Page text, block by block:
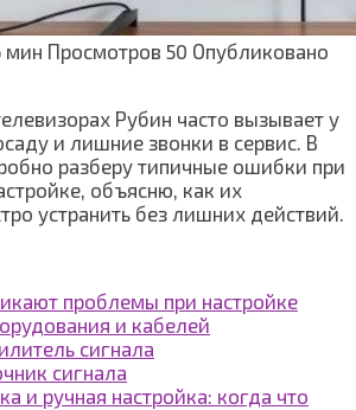
мин Просмотров 50 Опубликовано
Рубин часто вызывает у
и лишние звонки в сервис. В
разберу типичные ошибки при
объясню, как их
устранить без лишних действий.
проблемы при настройке
и кабелей
сигнала
сигнала
и ручная настройка: когда что